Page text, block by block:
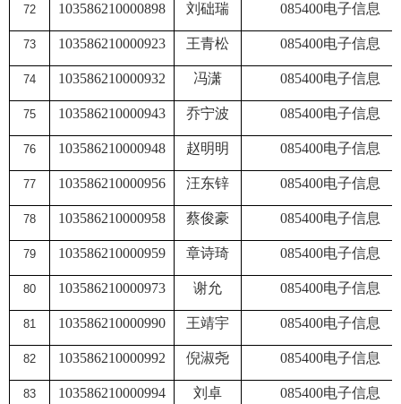
72 103586210000898 刘础瑞 085400电子信息
73 103586210000923 王青松 085400电子信息
74 103586210000932 冯潇 085400电子信息
75 103586210000943 乔宁波 085400电子信息
76 103586210000948 赵明明 085400电子信息
77 103586210000956 汪东锌 085400电子信息
78 103586210000958 蔡俊豪 085400电子信息
79 103586210000959 章诗琦 085400电子信息
80 103586210000973 谢允 085400电子信息
81 103586210000990 王靖宇 085400电子信息
82 103586210000992 倪淑尧 085400电子信息
83 103586210000994 刘卓 085400电子信息